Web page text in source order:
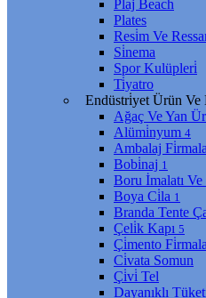
Plaj Beach
Plates
Resi̇m Ve
Si̇nema
Spor Kulüpleri̇
Ti̇yatro
Endüstri̇yet Ürün Ve
Ağaç Ve Yan
Alümi̇nyum 4
Ambalaj
Bobi̇naj 1
Boru İmalatı Ve
Boya Ci̇la 1
Branda Tente
Çeli̇k Kapı 5
Çi̇mento
Ci̇vata Somun
Çi̇vi̇ Tel
Dayanıklı